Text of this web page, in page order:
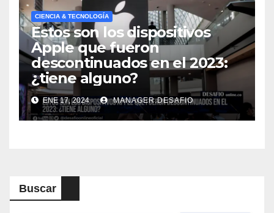
CIENCIA & TECNOLOGÍA
Estos son los dispositivos
Apple que fueron
descontinuados en el 2023:
¿tiene alguno?
ENE 17, 2024 MANAGER.DESAFIO
Buscar